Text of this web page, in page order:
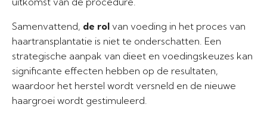
Samenvattend, de rol van voeding in het proces van
haartransplantatie is niet te onderschatten. Een
strategische aanpak van dieet en voedingskeuzes kan
significante effecten hebben op de resultaten,
waardoor het herstel wordt versneld en de nieuwe
haargroei wordt gestimuleerd.